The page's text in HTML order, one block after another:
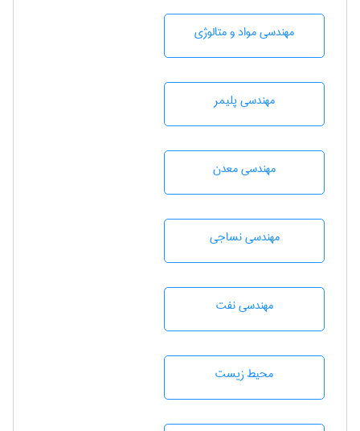
مهندسی مواد و متالوژی
مهندسی پليمر
مهندسی معدن
مهندسي نساجی
مهندسی نفت
محيط زيست